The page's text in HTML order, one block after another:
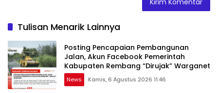
Tulisan Menarik Lainnya
Posting Pencapaian Pembangunan
Jalan, Akun Facebook Pemerintah
Kabupaten Rembang “Dirujak” Warganet
News Kamis, 6 Agustus 2026 11:46